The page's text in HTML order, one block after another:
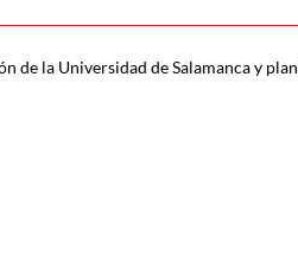
de la Universidad de Salamanca y